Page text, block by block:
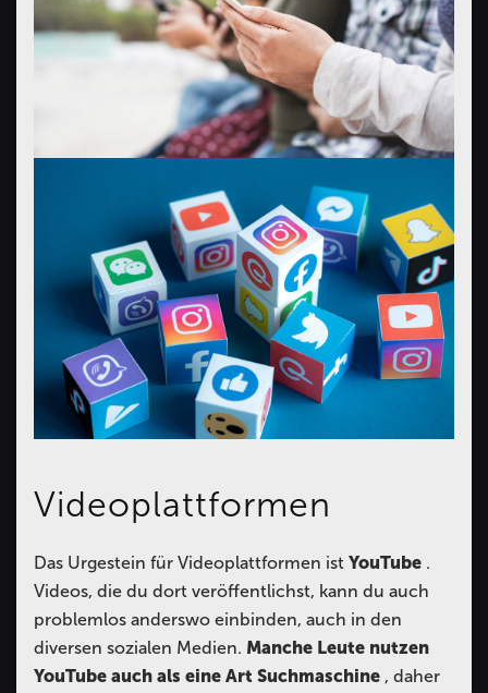
Videoplattformen
Das Urgestein für Videoplattformen ist YouTube .
Videos, die du dort veröffentlichst, kann du auch
problemlos anderswo einbinden, auch in den
diversen sozialen Medien. Manche Leute nutzen
YouTube auch als eine Art Suchmaschine , daher